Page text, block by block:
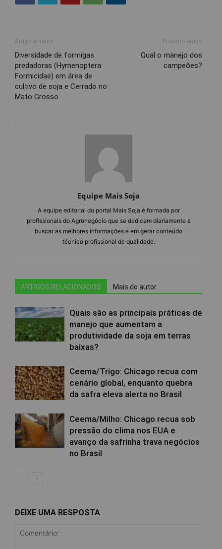
Artigo anterior
Diversidade de formigas
predadoras (Hymenoptera:
Formicidae) em área de
cultivo de soja e Cerrado no
Mato Grosso
Próximo artigo
Qual o manejo dos
campeões?
Equipe Mais Soja
A equipe editorial do portal Mais Soja é formada por
profissionais do Agronegócio que se dedicam diariamente a
buscar as melhores informações e em gerar conteúdo
técnico profissional de qualidade.
ARTIGOS RELACIONADOS Mais do autor
Quais são as principais práticas de
manejo que aumentam a
produtividade da soja em terras
baixas?
Ceema/Trigo: Chicago recua com
cenário global, enquanto quebra
da safra eleva alerta no Brasil
Ceema/Milho: Chicago recua sob
pressão do clima nos EUA e
avanço da safrinha trava negócios
no Brasil
DEIXE UMA RESPOSTA